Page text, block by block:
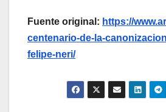
Fuente original: https://
centenario-de-la-
felipe-neri/